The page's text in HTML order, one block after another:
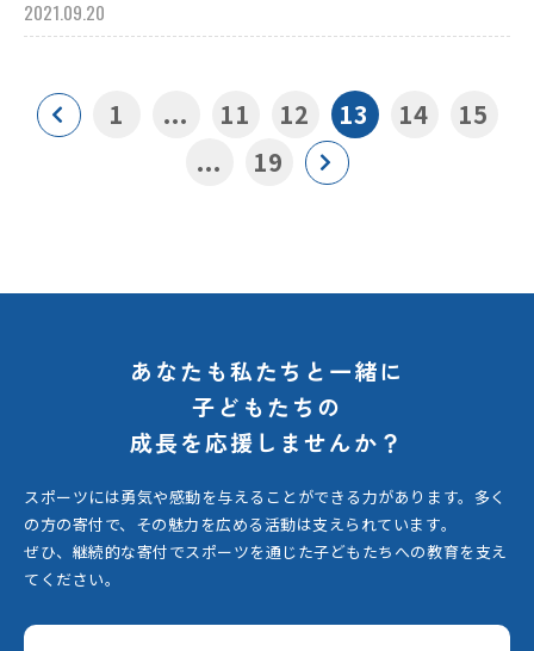
2021.09.20
1 ... 11 12 13 14
15
...
19
あなたも私たちと一緒に
子どもたちの
成長を応援しませんか？
スポーツには勇気や感動を与えることができる力があります。 多く
の方の寄付で、その魅力を広める活動は支えられています。
ぜひ、継続的な寄付でスポーツを通じた子どもたちへの教育を支え
てください。